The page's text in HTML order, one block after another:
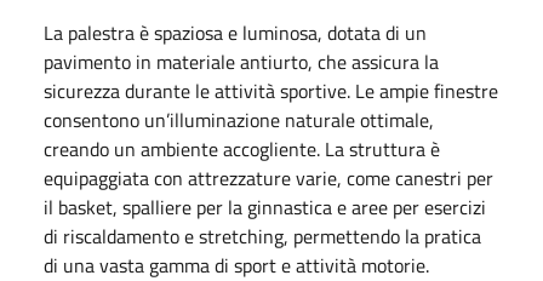
La palestra è spaziosa e luminosa, dotata di un
pavimento in materiale antiurto, che assicura la
sicurezza durante le attività sportive. Le ampie finestre
consentono un’illuminazione naturale ottimale,
creando un ambiente accogliente. La struttura è
equipaggiata con attrezzature varie, come canestri per
il basket, spalliere per la ginnastica e aree per esercizi
di riscaldamento e stretching, permettendo la pratica
di una vasta gamma di sport e attività motorie.